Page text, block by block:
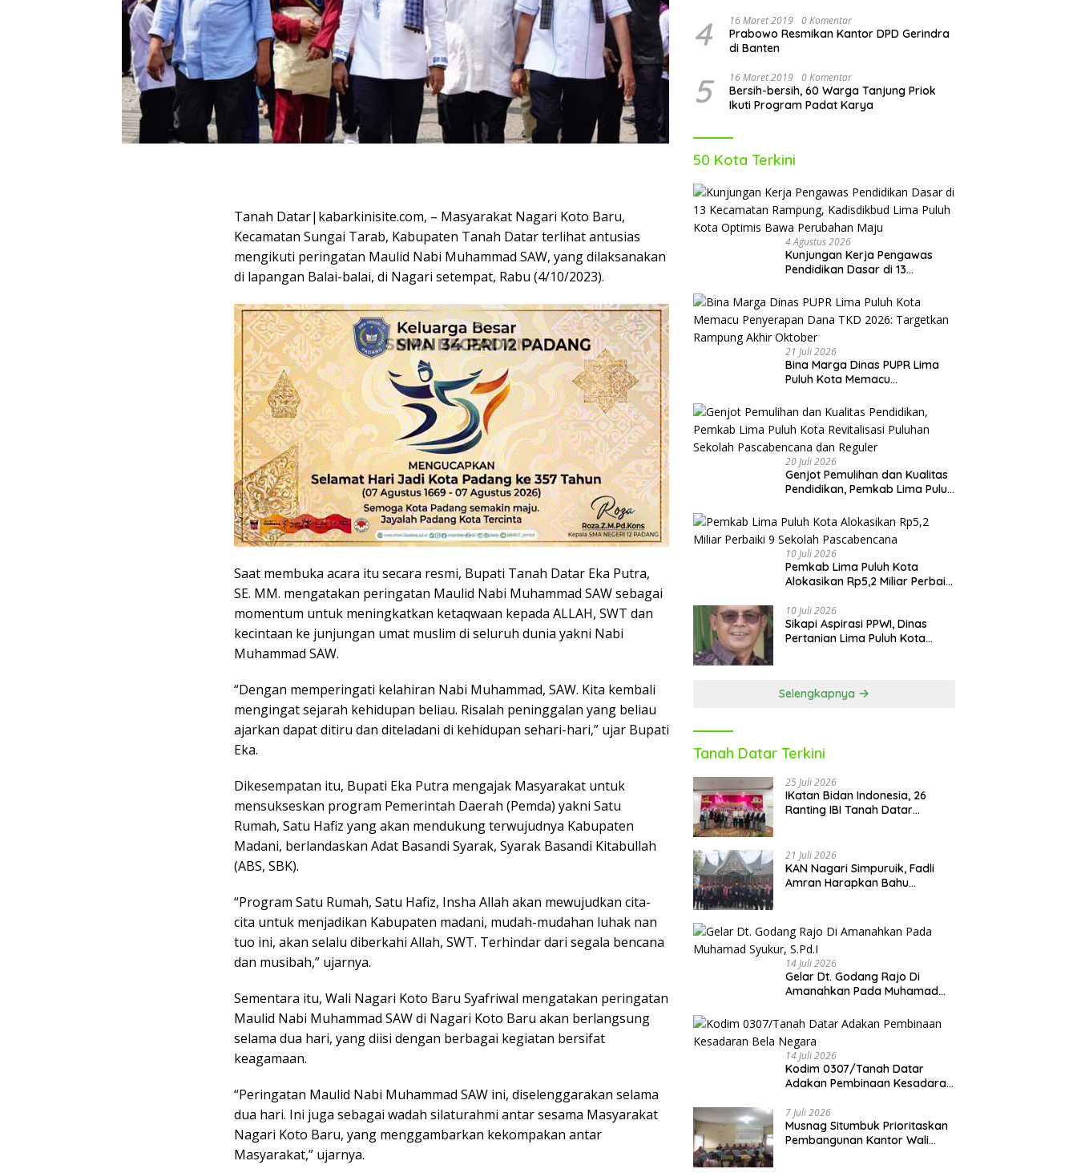
Tanah Datar|kabarkinisite.com, – Masyarakat Nagari Koto Baru,
Kecamatan Sungai Tarab, Kabupaten Tanah Datar terlihat antusias
mengikuti peringatan Maulid Nabi Muhammad SAW, yang dilaksanakan
di lapangan Balai-balai, di Nagari setempat, Rabu (4/10/2023).
Saat membuka acara itu secara resmi, Bupati Tanah Datar Eka Putra,
SE. MM. mengatakan peringatan Maulid Nabi Muhammad SAW sebagai
momentum untuk meningkatkan ketaqwaan kepada ALLAH, SWT dan
kecintaan ke junjungan umat muslim di seluruh dunia yakni Nabi
Muhammad SAW.
“Dengan memperingati kelahiran Nabi Muhammad, SAW. Kita kembali
mengingat sejarah kehidupan beliau. Risalah peninggalan yang beliau
ajarkan dapat ditiru dan diteladani di kehidupan sehari-hari,” ujar Bupati
Eka.
Dikesempatan itu, Bupati Eka Putra mengajak Masyarakat untuk
mensukseskan program Pemerintah Daerah (Pemda) yakni Satu
Rumah, Satu Hafiz yang akan mendukung terwujudnya Kabupaten
Madani, berlandaskan Adat Basandi Syarak, Syarak Basandi Kitabullah
(ABS, SBK).
“Program Satu Rumah, Satu Hafiz, Insha Allah akan mewujudkan cita-
cita untuk menjadikan Kabupaten madani, mudah-mudahan luhak nan
tuo ini, akan selalu diberkahi Allah, SWT. Terhindar dari segala bencana
dan musibah,” ujarnya.
Sementara itu, Wali Nagari Koto Baru Syafriwal mengatakan peringatan
Maulid Nabi Muhammad SAW di Nagari Koto Baru akan berlangsung
selama dua hari, yang diisi dengan berbagai kegiatan bersifat
keagamaan.
“Peringatan Maulid Nabi Muhammad SAW ini, diselenggarakan selama
dua hari. Ini juga sebagai wadah silaturahmi antar sesama Masyarakat
Nagari Koto Baru, yang menggambarkan kekompakan antar
Masyarakat,” ujarnya.
4 16 Maret 2019 0 Komentar
Prabowo Resmikan Kantor DPD Gerindra
di Banten
5 16 Maret 2019 0 Komentar
Bersih-bersih, 60 Warga Tanjung Priok
Ikuti Program Padat Karya
50 Kota Terkini
4 Agustus 2026
Kunjungan Kerja Pengawas
Pendidikan Dasar di 13
Kadisdikbud Lima Puluh Kota
Optimis Bawa Perubahan Maju
21 Juli 2026
Bina Marga Dinas PUPR Lima
Puluh Kota Memacu
Targetkan Rampung Akhir
Oktober
20 Juli 2026
Genjot Pemulihan dan Kualitas
Pendidikan, Pemkab Lima Puluh
Sekolah Pascabencana dan
Reguler
10 Juli 2026
Pemkab Lima Puluh Kota
Alokasikan Rp5,2 Miliar Perbaiki
10 Juli 2026
Sikapi Aspirasi PPWI, Dinas
Pertanian Lima Puluh Kota
Selengkapnya
Tanah Datar Terkini
25 Juli 2026
IKatan Bidan Indonesia, 26
Ranting IBI Tanah Datar
21 Juli 2026
KAN Nagari Simpuruik, Fadli
Amran Harapkan Bahu
14 Juli 2026
Gelar Dt. Godang Rajo Di
Amanahkan Pada Muhamad
14 Juli 2026
Kodim 0307/Tanah Datar
Adakan Pembinaan Kesadaran
7 Juli 2026
Musnag Situmbuk Prioritaskan
Pembangunan Kantor Wali